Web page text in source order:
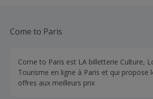
Come to Paris
Come to Paris est LA billetterie Culture,
Tourisme en ligne à Paris et qui propose
offres aux meilleurs prix